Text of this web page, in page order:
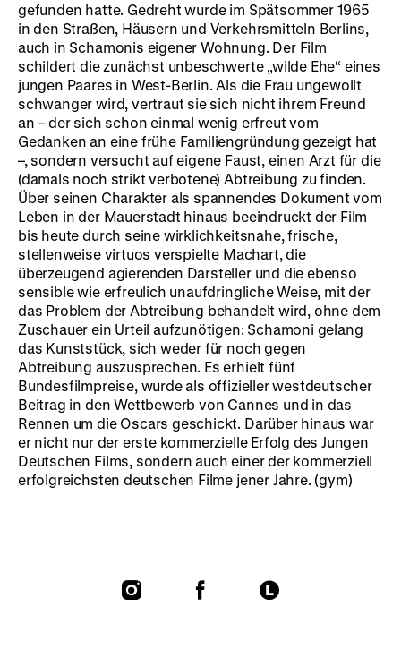
gefunden hatte. Gedreht wurde im Spätsommer 1965
in den Straßen, Häusern und Verkehrsmitteln Berlins,
auch in Schamonis eigener Wohnung. Der Film
schildert die zunächst unbeschwerte „wilde Ehe“ eines
jungen Paares in West-Berlin. Als die Frau ungewollt
schwanger wird, vertraut sie sich nicht ihrem Freund
an – der sich schon einmal wenig erfreut vom
Gedanken an eine frühe Familiengrün­dung gezeigt hat
–, sondern versucht auf eigene Faust, einen Arzt für die
(damals noch strikt verbotene) Abtreibung zu finden.
Über seinen Charakter als spannendes Dokument vom
Leben in der Mauerstadt hinaus beeindruckt der Film
bis heute durch seine wirklichkeitsnahe, frische,
stellenweise virtuos verspielte Machart, die
überzeugend agierenden Darsteller und die ebenso
sensible wie erfreulich unaufdringliche Weise, mit der
das Problem der Abtreibung behan­delt wird, ohne dem
Zuschauer ein Urteil aufzunötigen: Schamoni gelang
das Kunststück, sich weder für noch gegen
Abtreibung auszusprechen. Es erhielt fünf
Bundesfilmpreise, wurde als offizieller westdeutscher
Bei­trag in den Wettbewerb von Cannes und in das
Rennen um die Oscars geschickt. Darüber hinaus war
er nicht nur der erste kommerzielle Erfolg des Jungen
Deutschen Films, sondern auch einer der kommerziell
erfolgreichsten deutschen Filme jener Jahre. (gym)
To
To
To